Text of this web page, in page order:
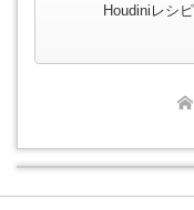
Houdiniレシ